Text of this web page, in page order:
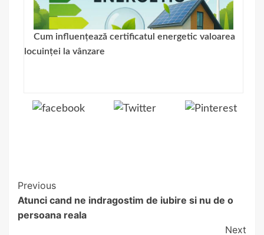
Cum influențează certificatul energetic valoarea
locuinței la vânzare
Continue
Reading
Previous
Atunci cand ne indragostim de iubire si nu de o
persoana reala
Next